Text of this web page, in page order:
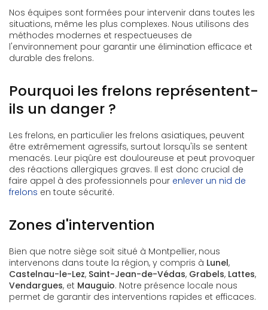
Nos équipes sont formées pour intervenir dans toutes les
situations, même les plus complexes. Nous utilisons des
méthodes modernes et respectueuses de
l'environnement pour garantir une élimination efficace et
durable des frelons.
Pourquoi les frelons représentent-
ils un danger ?
Les frelons, en particulier les frelons asiatiques, peuvent
être extrêmement agressifs, surtout lorsqu'ils se sentent
menacés. Leur piqûre est douloureuse et peut provoquer
des réactions allergiques graves. Il est donc crucial de
faire appel à des professionnels pour enlever un nid de
frelons en toute sécurité.
Zones d'intervention
Bien que notre siège soit situé à Montpellier, nous
intervenons dans toute la région, y compris à Lunel,
Castelnau-le-Lez, Saint-Jean-de-Védas, Grabels, Lattes,
Vendargues, et Mauguio. Notre présence locale nous
permet de garantir des interventions rapides et efficaces.